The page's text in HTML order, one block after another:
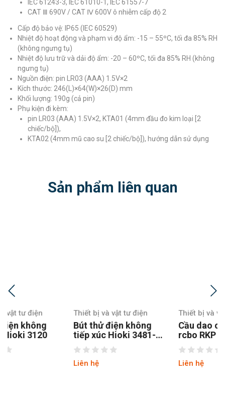
IEC 61243-3, IEC 61010-1, IEC 61557-7
CAT Ⅲ 690V / CAT Ⅳ 600V ô nhiễm cấp độ 2
Cấp độ bảo vệ: IP65 (IEC 60529)
Nhiệt độ hoạt động và phạm vi độ ẩm: -15 – 55ºC, tối đa 85% RH
(không ngưng tụ)
Nhiệt độ lưu trữ và dải độ ẩm: -20 – 60ºC, tối đa 85% RH (không
ngưng tụ)
Nguồn điện: pin LR03 (AAA) 1.5V×2
Kích thước: 246(L)×64(W)×26(D) mm
Khối lượng: 190g (cả pin)
Phụ kiện đi kèm:
pin LR03 (AAA) 1.5V×2, KTA01 (4mm đầu đo kim loại [2
chiếc/bộ]),
KTA02 (4mm mũ cao su [2 chiếc/bộ]), hướng dẫn sử dụng
Sản phẩm liên quan
Thiết bị và vật tư điện
Bút thử điện không
tiếp xúc Hioki 3481-
Thiết bị và vật tư điện
Cầu dao chống giật
rcbo RKP 1P+N 32A